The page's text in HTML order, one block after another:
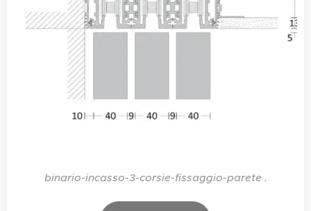
binario-incasso-3-corsie-fissaggio-parete .